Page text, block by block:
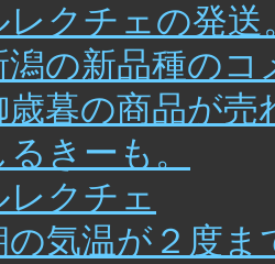
レクチェの発送
潟の新品種のコ
歳暮の商品が売
るきーも。
レクチェ
の気温が２度